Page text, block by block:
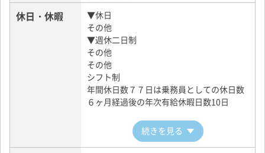
月給
休日・休暇
▼休日
その他
▼週休二日制
その他
その他
シフト制
年間休日数７７日は乗務員としての休日数
６ヶ月経過後の年次有給休暇日数10日
続きを見る